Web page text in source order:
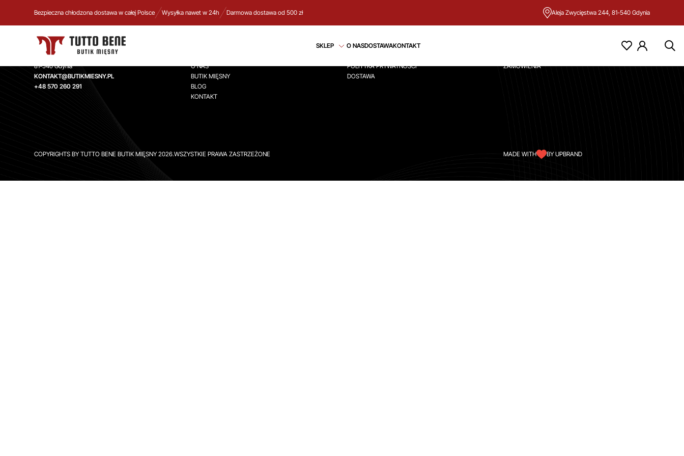
Bezpieczna chłodzona dostawa w całej Polsce Wysyłka nawet w 24h Darmowa dostawa od 500 zł Aleja Zwycięstwa 244, 81-540 Gdynia
SKLEP O NASDOSTAWAKONTAKT
TUTTO BENE BUTIK MIĘSNY
Aleja Zwycięstwa 244,
81-540 Gdynia
KONTAKT@BUTIKMIESNY.PL
+48 570 260 291
O NAS
BUTIK MIĘSNY
BLOG
KONTAKT
REGULAMIN
POLITYKA PRYWATNOŚCI
DOSTAWA
ZAMÓWIENIA
COPYRIGHTS BY TUTTO BENE BUTIK MIĘSNY 2026.WSZYSTKIE PRAWA ZASTRZEŻONE MADE WITH BY UPBRAND